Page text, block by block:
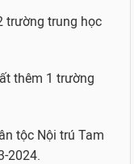
trường trung học
thêm 1 trường
tộc Nội trú Tam
2024.